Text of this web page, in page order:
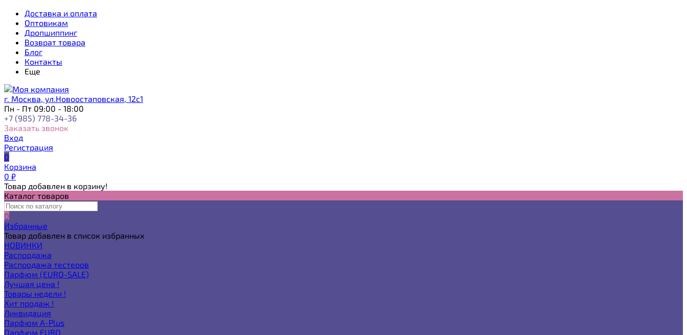
Доставка и оплата
Оптовикам
Дропшиппинг
Возврат товара
Блог
Контакты
Еще
г. Москва, ул.Новоостаповская, 12с1
Пн - Пт 09:00 - 18:00
+7 (985) 778-34-36
Заказать звонок
Вход
Регистрация
0
Корзина
0 ₽
Товар добавлен в корзину!
Каталог товаров
0
Избранные
Товар добавлен в список избранных
НОВИНКИ
Распродажа
Распродажа тестеров
Парфюм (EURO-SALE)
Лучшая цена !
Товары недели !
Хит продаж !
Ликвидация
Парфюм A-Plus
Парфюм EURO